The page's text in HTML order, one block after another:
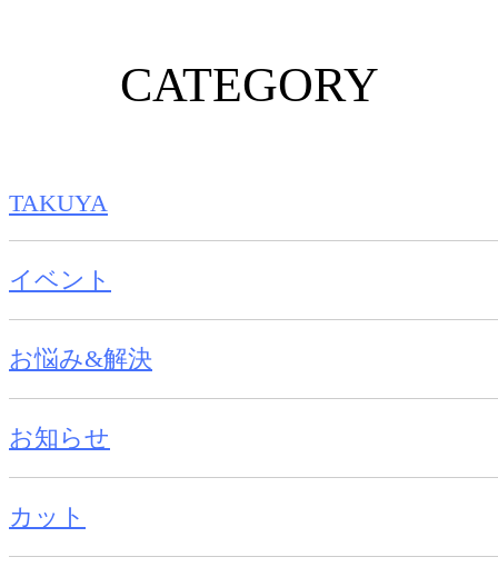
CATEGORY
TAKUYA
イベント
お悩み&解決
お知らせ
カット